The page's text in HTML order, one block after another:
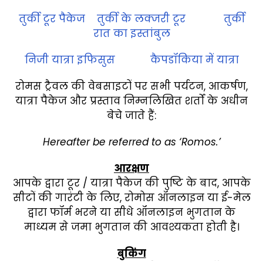
तुर्की टूर पैकेज
तुर्की के लक्जरी टूर
तुर्की
रात का इस्तांबुल
निजी यात्रा इफिसुस
कैपडॉकिया में यात्रा
रोमस ट्रैवल की वेबसाइटों पर सभी पर्यटन, आकर्षण,
यात्रा पैकेज और प्रस्ताव निम्नलिखित शर्तों के अधीन
बेचे जाते हैं:
Hereafter be referred to as ‘Romos.’
आरक्षण
आपके द्वारा टूर / यात्रा पैकेज की पुष्टि के बाद, आपके
सीटों की गारंटी के लिए, रोमोस ऑनलाइन या ई-मेल
द्वारा फॉर्म भरने या सीधे ऑनलाइन भुगतान के
माध्यम से जमा भुगतान की आवश्यकता होती है।
बुकिंग